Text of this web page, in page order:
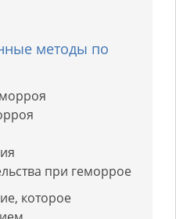
методы по
при геморрое
которое